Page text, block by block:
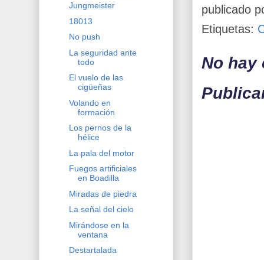
publicado
Etiquetas:
No hay
Jungmeister
18013
No push
La seguridad ante
todo
El vuelo de las
cigüeñas
Volando en
formación
Los pernos de la
hélice
La pala del motor
Fuegos artificiales
en Boadilla
Miradas de piedra
La señal del cielo
Mirándose en la
ventana
Destartalada